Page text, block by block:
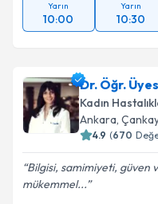
Yarın
10:00
Yarın
10:30
Dr. Öğr.
Kadın
Ankara,
4.9 (670
Bilgisi, samimiyeti, güven
mükemmel...